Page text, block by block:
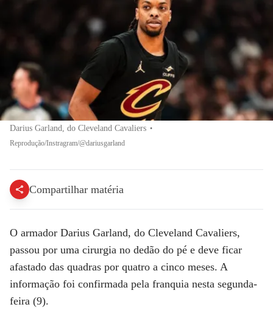
Darius Garland, do Cleveland Cavaliers •
Reprodução/Instragram/@dariusgarland
Compartilhar matéria
O armador Darius Garland, do Cleveland Cavaliers,
passou por uma cirurgia no dedão do pé e deve ficar
afastado das quadras por quatro a cinco meses. A
informação foi confirmada pela franquia nesta segunda-
feira (9).